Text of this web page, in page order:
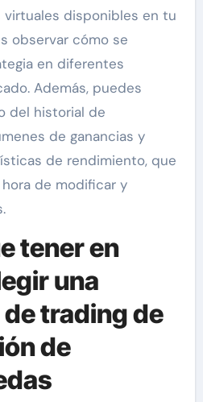
virtuales disponibles en tu
observar cómo se
en diferentes
Además, puedes
del historial de
de ganancias y
de rendimiento, que
de modificar y
tener en
una
trading de
de